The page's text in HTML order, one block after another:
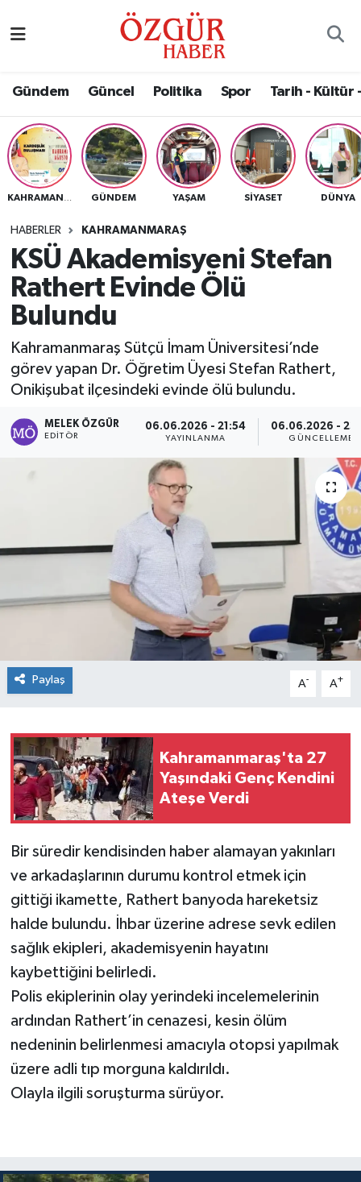
Gündem Güncel Politika Spor Tarih - Kültür
GÜNDEM YAŞAM SIYASET DÜNYA
HABERLER KAHRAMANMARAŞ
KSÜ Akademisyeni Stefan
Rathert Evinde Ölü
Bulundu
Kahramanmaraş Sütçü İmam Üniversitesi’nde
görev yapan Dr. Öğretim Üyesi Stefan Rathert,
Onikişubat ilçesindeki evinde ölü bulundu.
MELEK ÖZGÜR
EDITÖR
06.06.2026 - 21:54
YAYINLANMA
06.06.2026 -
GÜNCELLEME
Paylaş A- A+
Kahramanmaraş'ta 27
Yaşındaki Genç Kendini
Ateşe Verdi
Bir süredir kendisinden haber alamayan yakınları
ve arkadaşlarının durumu kontrol etmek için
gittiği ikamette, Rathert banyoda hareketsiz
halde bulundu. İhbar üzerine adrese sevk edilen
sağlık ekipleri, akademisyenin hayatını
kaybettiğini belirledi.
Polis ekiplerinin olay yerindeki incelemelerinin
ardından Rathert’in cenazesi, kesin ölüm
nedeninin belirlenmesi amacıyla otopsi yapılmak
üzere adli tıp morguna kaldırıldı.
Olayla ilgili soruşturma sürüyor.
Eğitim
Ekonomi
Güncel
Gündem
Magazin
Politika
Sağlık
Spor
Tarih - Kültür - Sanat - Turizm
Nöbetçi Eczaneler
Namaz Vakitleri
Trafik Durumu
Süper Lig Puan Durumu ve Fikstür
Tüm Manşetler
Son Dakika Haberleri
Haber Arşivi